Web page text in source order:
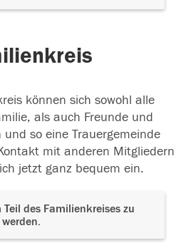
können sich sowohl alle
als auch Freunde und
so eine Trauergemeinde
mit anderen Mitgliedern
jetzt ganz bequem ein.
des Familienkreises zu
werden.